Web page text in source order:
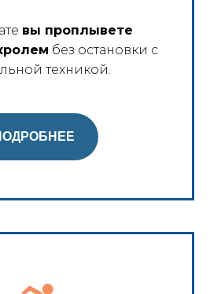
вы проплывете
без остановки с
техникой.